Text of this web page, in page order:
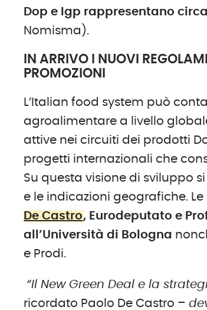
Dop e Igp rappresentano
Nomisma).
IN ARRIVO I NUOVI
PROMOZIONI
L’Italian food system può
agroalimentare a livello
attive nei circuiti dei prodotti
progetti internazionali che
Su questa visione di sviluppo
e le indicazioni geografiche.
De Castro, Eurodeputato e
all’Università di Bologna
e Prodi.
“Il New Green Deal e la
ricordato Paolo De Castro –